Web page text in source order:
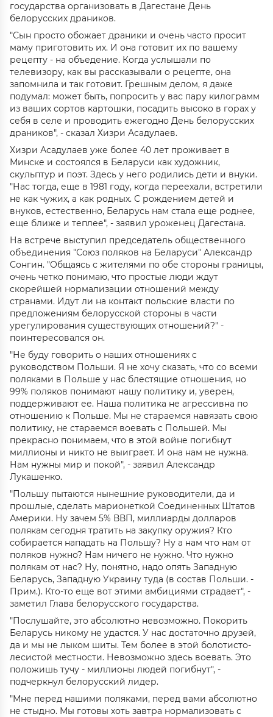
государства организовать в Дагестане День
белорусских драников.
"Сын просто обожает драники и очень часто просит
маму приготовить их. И она готовит их по вашему
рецепту - на объедение. Когда услышали по
телевизору, как вы рассказывали о рецепте, она
запомнила и так готовит. Грешным делом, я даже
подумал: может быть, попросить у вас пару килограмм
из ваших сортов картошки, посадить высоко в горах у
себя в селе и проводить ежегодно День белорусских
драников", - сказал Хизри Асадулаев.
Хизри Асадулаев уже более 40 лет проживает в
Минске и состоялся в Беларуси как художник,
скульптур и поэт. Здесь у него родились дети и внуки.
"Нас тогда, еще в 1981 году, когда переехали, встретили
не как чужих, а как родных. С рождением детей и
внуков, естественно, Беларусь нам стала еще роднее,
еще ближе и теплее", - заявил уроженец Дагестана.
На встрече выступил председатель общественного
объединения "Союз поляков на Беларуси" Александр
Сонгин. "Общаясь с жителями по обе стороны границы,
очень четко понимаю, что простые люди ждут
скорейшей нормализации отношений между
странами. Идут ли на контакт польские власти по
предложениям белорусской стороны в части
урегулирования существующих отношений?" -
поинтересовался он.
"Не буду говорить о наших отношениях с
руководством Польши. Я не хочу сказать, что со всеми
поляками в Польше у нас блестящие отношения, но
99% поляков понимают нашу политику и, уверен,
поддерживают ее. Наша политика не агрессивна по
отношению к Польше. Мы не стараемся навязать свою
политику, не стараемся воевать с Польшей. Мы
прекрасно понимаем, что в этой войне погибнут
миллионы и никто не выиграет. И она нам не нужна.
Нам нужны мир и покой", - заявил Александр
Лукашенко.
"Польшу пытаются нынешние руководители, да и
прошлые, сделать марионеткой Соединенных Штатов
Америки. Ну зачем 5% ВВП, миллиарды долларов
полякам сегодня тратить на закупку оружия? Кто
собирается нападать на Польшу? Ну а нам что нам от
поляков нужно? Нам ничего не нужно. Что нужно
полякам от нас? Ну, понятно, надо опять Западную
Беларусь, Западную Украину туда (в состав Польши. -
Прим.). Кто-то еще вот этими амбициями страдает", -
заметил Глава белорусского государства.
"Послушайте, это абсолютно невозможно. Покорить
Беларусь никому не удастся. У нас достаточно друзей,
да и мы не лыком шиты. Тем более в этой болотисто-
лесистой местности. Невозможно здесь воевать. Это
положишь тучу - миллионы людей погибнут", -
подчеркнул белорусский лидер.
"Мне перед нашими поляками, перед вами абсолютно
не стыдно. Мы готовы хоть завтра нормализовать с